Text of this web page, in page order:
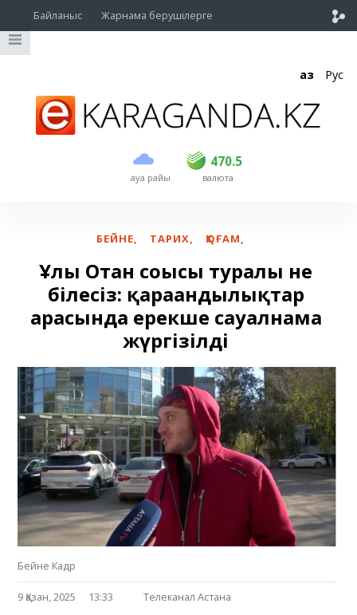
Байланыс Жарнама берушілерге
Қаз Рус
ауа райы
470.5
USD 468.5 470.5
EUR валюта
БЕЙНЕ, ТАРИХ, ҚОҒАМ,
Ұлы Отан соғысы туралы не
білесіз: қарағандылықтар
арасында ерекше сауалнама
жүргізілді
Бейне Кадр
9 Қазан, 2025 13:33 Телеканал Астана